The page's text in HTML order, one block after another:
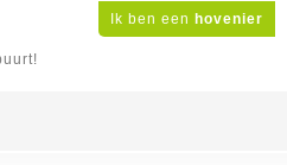
Ik ben een hovenier